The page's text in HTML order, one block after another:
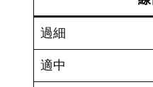
過細
適中